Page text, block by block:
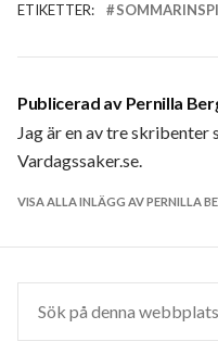
ETIKETTER:
Publicerad av Pernilla
Jag är en av tre skribenter
Vardagssaker.se.
VISA ALLA INLÄGG AV PERNILLA
efter: